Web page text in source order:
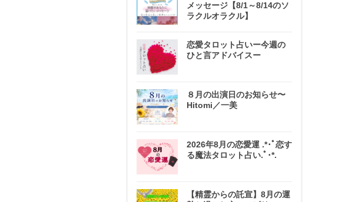
メッセージ【8/1～8/14のソ
ラクルオラクル】
恋愛タロット占いー今週の
ひと言アドバイスー
８月の出演日のお知らせ〜
Hitomi／一美
2026年8月の恋愛運 .*･ﾟ恋す
る魔法タロット占い.ﾟ･*.
【精霊からの託宣】8月の運